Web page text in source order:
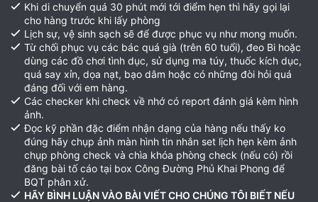
Khi di chuyển quá 30 phút mới tới điểm hẹn thì hãy gọi lại
cho hàng trước khi lấy phòng
Lịch sự, vệ sinh sạch sẽ để được phục vụ như mong muốn.
Từ chối phục vụ các bác quá già (trên 60 tuổi), đeo Bi hoặc
dùng các đồ chơi tình dục, sử dụng ma túy, thuốc kích dục,
quá say xỉn, dọa nạt, bạo dâm hoặc có những đòi hỏi quá
đáng đối với em hàng.
Các checker khi check về nhớ có report đánh giá kèm hình
ảnh.
Đọc kỹ phần đặc điểm nhận dạng của hàng nếu thấy ko
đúng hãy chụp ảnh màn hình tin nhắn set lịch hẹn kèm ảnh
chụp phòng check và chìa khóa phòng check (nếu có) rồi
đăng bài tố cáo tại box Công Đường Phủ Khai Phong để
BQT phân xử.
HÃY BÌNH LUẬN VÀO BÀI VIẾT CHO CHÚNG TÔI BIẾT NẾU